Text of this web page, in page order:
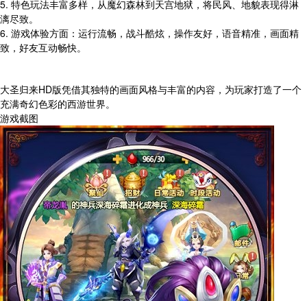
5. 特色玩法丰富多样，从魔幻森林到天宫地狱，将民风、地貌表现得淋
漓尽致。
6. 游戏体验方面：运行流畅，战斗酷炫，操作友好，语音精准，画面精
致，好友互动畅快。
大圣归来HD版凭借其独特的画面风格与丰富的内容，为玩家打造了一个
充满奇幻色彩的西游世界。
游戏截图